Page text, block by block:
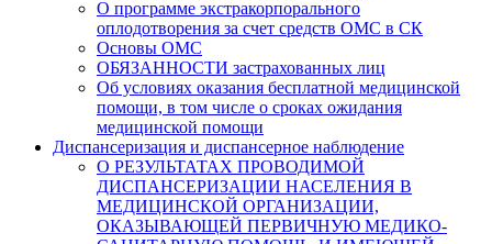
О программе экстракорпорального
оплодотворения за счет средств ОМС в СК
Основы ОМС
ОБЯЗАННОСТИ застрахованных лиц
Об условиях оказания бесплатной медицинской
помощи, в том числе о сроках ожидания
медицинской помощи
Диспансеризация и диспансерное наблюдение
O РЕЗУЛЬТАТАХ ПРОВОДИМОЙ
ДИСПАНСЕРИЗАЦИИ НАСЕЛЕНИЯ В
МЕДИЦИНСКОЙ ОРГАНИЗАЦИИ,
ОКАЗЫВАЮЩЕЙ ПЕРВИЧНУЮ МЕДИКО-